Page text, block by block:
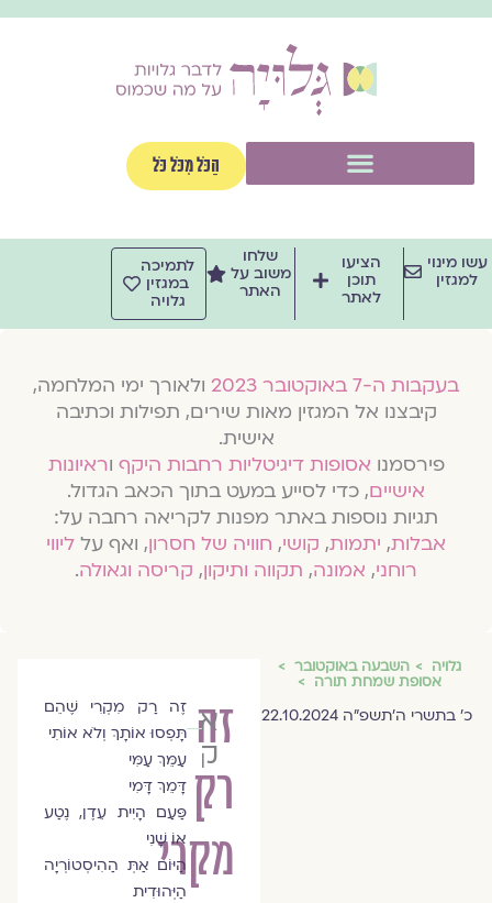
הַכֹּל מִכֹּל כֹּל
מינוי
למגזין
הציעו
תוכן
לאתר
שלחו
משוב על
האתר
לתמיכה
במגזין
גלויה
בעקבות ה-7 באוקטובר 2023
ולאורך ימי המלחמה,
קיבצנו אל המגזין מאות שירים, תפילות וכתיבה
אישית.
פירסמנואסופות דיגיטליות רחבות היקףוראיונות
אישיים, כדי לסייע במעט בתוך הכאב הגדול.
תגיות נוספות באתר מפנות לקריאה רחבה על:
אבלות,יתמות,קושי,חוויה של חסרון, ואף עלליווי
רוחני,אמונה,תקווה ותיקון,קריסה וגאולה.
גלויה השבעה באוקטובר
אסופת שמחת תורה
כ׳ בתשרי ה׳תשפ״ה 22.10.2024
זה
רק
מקרי
אורית
קלופשטוק
זֶה רַק מִקְרִי שֶׁהֵם
תָּפְסוּ אוֹתָךְ וְלֹא אוֹתִי
עַמֵּךְ עַמִּי
דָּמֵךְ דָּמִי
פַּעַם הָיִית עֵדֶן, נֶטַע
אוֹ שָׁנִי
הַיּוֹם אַתְּ הַהִיסְטוֹרְיָה
הַיְּהוּדִית